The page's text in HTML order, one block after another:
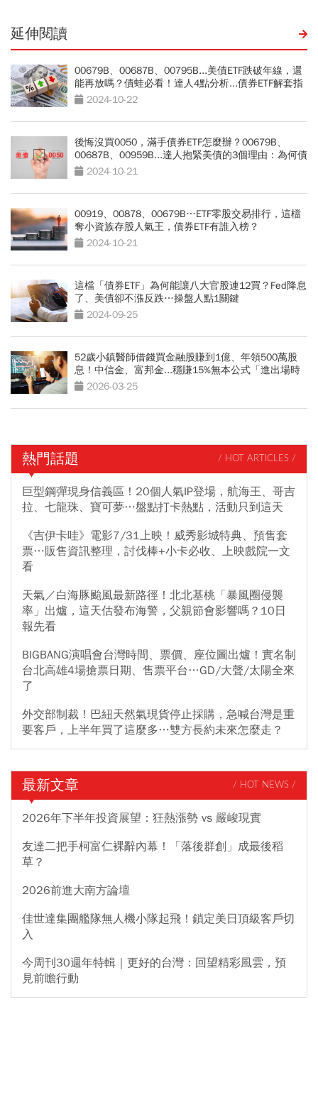
延伸閱讀
00679B、00687B、00795B...美債ETF跌破年線，還
能再放嗎？債蛙必看！達人4點分析...債券ETF解套指
南 2024-10-22
後悔沒買0050，滿手債券ETF怎麼辦？00679B、
00687B、00959B...達人抱緊美債的3個理由：為何債
息率下跌也不怕
2024-10-21
00919、00878、00679B…ETF零股交易排行，這檔
奪小資族存股人氣王，債券ETF有誰入榜？
2024-10-21
這檔「債券ETF」為何能讓八大官股連12買？Fed降息
了、美債卻不漲反跌…操盤人點1關鍵
2024-09-25
52歲小鎮醫師借錢買金融股賺到1億、年領500萬股
息！中信金、富邦金...穩賺15%無本公式「進出場時
機曝光」
2026-03-25
熱門話題 / HOT ARTICLES /
巨型鋼彈現身信義區！20個人氣IP登場，航海王、哥吉
拉、七龍珠、寶可夢…盤點打卡熱點，活動只到這天
《吉伊卡哇》電影7/31上映！威秀影城特典、預售套
票…販售資訊整理，討伐棒+小卡必收、上映戲院一文
看
天氣／白海豚颱風最新路徑！北北基桃「暴風圈侵襲
率」出爐，這天估發布海警，父親節會影響嗎？10日
報先看
BIGBANG演唱會台灣時間、票價、座位圖出爐！實名制
台北高雄4場搶票日期、售票平台…GD/大聲/太陽全來
了
外交部制裁！巴紐天然氣現貨停止採購，急喊台灣是重
要客戶，上半年買了這麼多…雙方長約未來怎麼走？
最新文章 / HOT NEWS /
2026年下半年投資展望：狂熱漲勢 vs 嚴峻現實
友達二把手柯富仁裸辭內幕！「落後群創」成最後稻
草？
2026前進大南方論壇
佳世達集團艦隊無人機小隊起飛！鎖定美日頂級客戶切
入
今周刊30週年特輯｜更好的台灣：回望精彩風雲，預
見前瞻行動